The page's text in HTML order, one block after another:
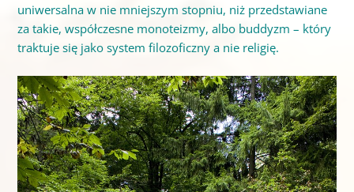
uniwersalna w nie mniejszym stopniu, niż przedstawiane
za takie, współczesne monoteizmy, albo buddyzm – który
traktuje się jako system filozoficzny a nie religię.